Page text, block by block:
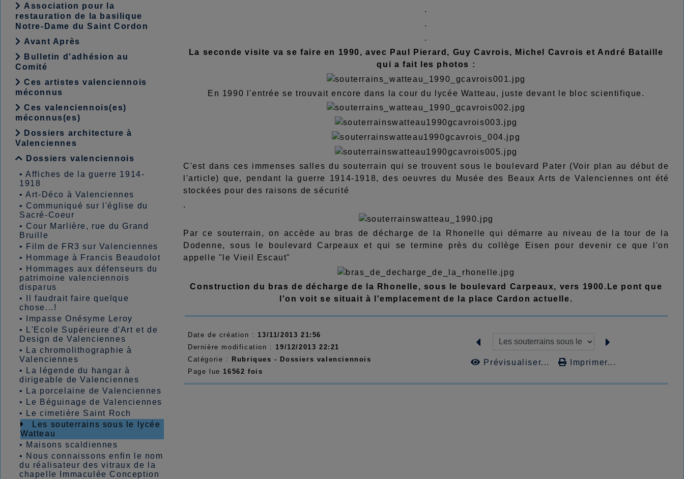
Association pour la
restauration de la basilique
Notre-Dame du Saint Cordon
Avant Après
Bulletin d'adhésion au
Comité
Ces artistes valenciennois
méconnus
Ces valenciennois(es)
méconnus(es)
Dossiers architecture à
Valenciennes
Dossiers valenciennois
•Affiches de la guerre 1914-
1918
•Art-Déco à Valenciennes
• Communiqué sur l'église du
Sacré-Coeur
• Cour Marlière, rue du Grand
Bruille
•
Film de FR3 sur Valenciennes
•
Hommage à Francis Beaudolot
•
Hommages aux défenseurs du
patrimoine valenciennois
disparus
•
Il faudrait faire quelque
chose...!
•
Impasse Onésyme Leroy
•
L'Ecole Supérieure d'Art et de
Design de Valenciennes
•
La chromolithographie à
Valenciennes
•
La légende du hangar à
dirigeable de Valenciennes
•
La porcelaine de Valenciennes
•
Le Béguinage de Valenciennes
•
Le cimetière Saint Roch
Les souterrains sous le lycée
Watteau
• Maisons scaldiennes
• Nous connaissons enfin le nom
du réalisateur des vitraux de la
chapelle Immaculée Conception
.
.
.
La seconde visite va se faire en 1990, avec Paul Pierard, Guy Cavrois, Michel Cavrois et André Bataille
qui a fait les photos :
En 1990 l'entrée se trouvait encore dans la cour du lycée Watteau, juste devant le bloc scientifique.
C'est dans ces immenses salles du souterrain qui se trouvent sous le boulevard Pater (Voir plan au début de
l'article) que, pendant la guerre 1914-1918, des oeuvres du Musée des Beaux Arts de Valenciennes ont été
stockées pour des raisons de sécurité
.
Par ce souterrain, on accède au bras de décharge de la Rhonelle qui démarre au niveau de la tour de la
Dodenne, sous le boulevard Carpeaux et qui se termine près du collège Eisen pour devenir ce que l'on
appelle "le Vieil Escaut"
Construction du bras de décharge de la Rhonelle, sous le boulevard Carpeaux, vers 1900.Le pont que
l'on voit se situait à l'emplacement de la place Cardon actuelle.
Date de création :13/11/2013 21:56
Dernière modification :19/12/2013 22:21
Catégorie :
Rubriques - Dossiers valenciennois
Page lue16562 fois
Prévisualiser... Imprimer...